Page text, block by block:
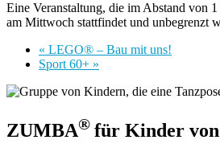
Eine Veranstaltung, die im Abstand von
am Mittwoch stattfindet und unbegrenzt
« LEGO® – Bau mit uns!
Sport 60+ »
ZUMBA® für Kinder